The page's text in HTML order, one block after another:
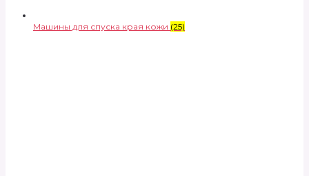
Машины для спуска края кожи (25)